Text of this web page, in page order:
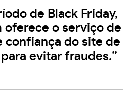
de Black Friday,
oferece o serviço de
confiança do site de
evitar fraudes.”